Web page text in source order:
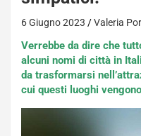
6 Giugno 2023 Valeria
Verrebbe da dire che
alcuni nomi di città in
da trasformarsi
cui questi luoghi